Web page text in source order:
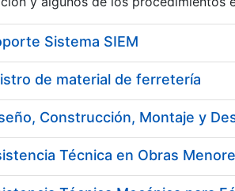
Sistema SIEM
de material de ferretería
Técnica en Obras